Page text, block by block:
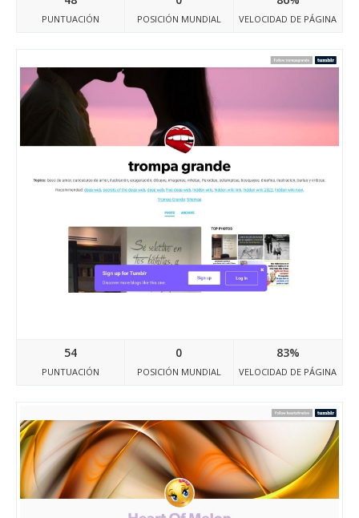
PUNTUACIÓN POSICIÓN MUNDIAL VELOCIDAD DE PÁGINA
54
PUNTUACIÓN
0
POSICIÓN MUNDIAL
83%
VELOCIDAD DE PÁGINA